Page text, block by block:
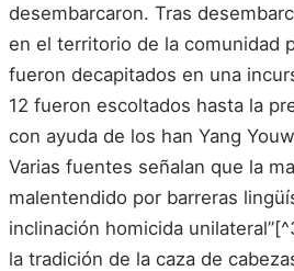
desembarcaron. Tras
en el territorio de la comunidad
fueron decapitados en una
12 fueron escoltados hasta la
con ayuda de los han Yang
Varias fuentes señalan que la
malentendido por barreras
inclinación homicida
la tradición de la caza de